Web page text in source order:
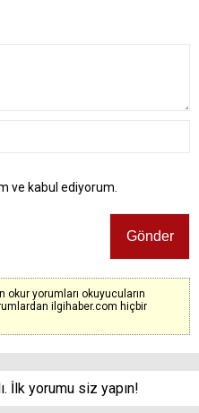
ve kabul ediyorum.
okur yorumları okuyucuların
ilgihaber.com hiçbir
İlk yorumu siz yapın!